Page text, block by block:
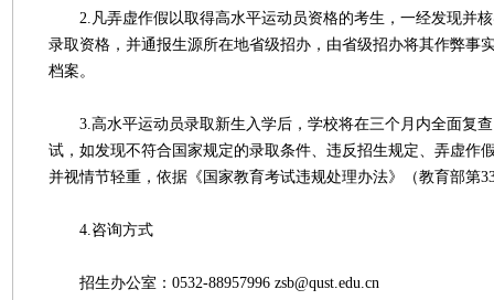
2.凡弄虚作假以取得高水平运动员资格的考生，一经发现并核
录取资格，并通报生源所在地省级招办，由省级招办将其作弊事
档案。
3.高水平运动员录取新生入学后，学校将在三个月内全面复查
试，如发现不符合国家规定的录取条件、违反招生规定、弄虚作
并视情节轻重，依据《国家教育考试违规处理办法》（教育部第
4.咨询方式
招生办公室：0532-88957996 zsb@qust.edu.cn